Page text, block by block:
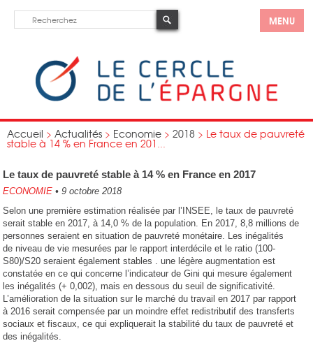
MENU
Accueil > Actualités > Economie > 2018 > Le taux de pauvreté
stable à 14 % en France en 201...
Le taux de pauvreté stable à 14 % en France en 2017
ECONOMIE • 9 octobre 2018
Selon une première estimation réalisée par l’INSEE, le taux de pauvreté
serait stable en 2017, à 14,0 % de la population. En 2017, 8,8 millions de
personnes seraient en situation de pauvreté monétaire. Les inégalités
de niveau de vie mesurées par le rapport interdécile et le ratio (100-
S80)/S20 seraient également stables . une légère augmentation est
constatée en ce qui concerne l’indicateur de Gini qui mesure également
les inégalités (+ 0,002), mais en dessous du seuil de significativité.
L’amélioration de la situation sur le marché du travail en 2017 par rapport
à 2016 serait compensée par un moindre effet redistributif des transferts
sociaux et fiscaux, ce qui expliquerait la stabilité du taux de pauvreté et
des inégalités.